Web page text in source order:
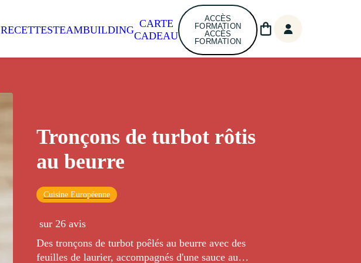
RECETTESTEAMBUILDING
CARTE
CADEAU
ACCÈS
FORMATION
ACCÈS
FORMATION
Tronçons de turbot rôtis
au beurre
Cuisine Européenne
sur 26 avis
Des tronçons de turbot poêlés au beurre avec des
feuilles de laurier, accompagnés d'une sauce au